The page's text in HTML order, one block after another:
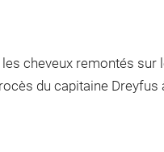
cheveux remontés sur
du capitaine Dreyfus